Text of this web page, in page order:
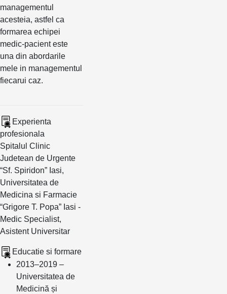
managementul
acesteia, astfel ca
formarea echipei
medic-pacient este
una din abordarile
mele in managementul
fiecarui caz.
Experienta
profesionala
Spitalul Clinic
Judetean de Urgente
“Sf. Spiridon” Iasi,
Universitatea de
Medicina si Farmacie
“Grigore T. Popa” Iasi -
Medic Specialist,
Asistent Universitar
Educatie si formare
2013–2019 –
Universitatea de
Medicină și